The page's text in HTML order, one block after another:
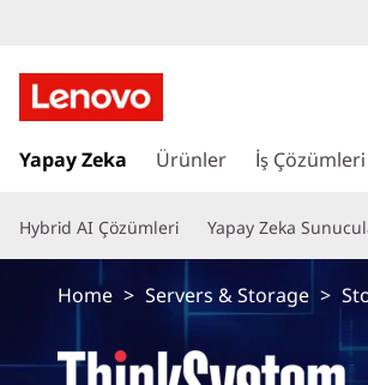
h
n
k
n
ç
e
e
Yapay Zeka Ürünler İş Çözümleri
Hybrid AI Çözümleri Yapay Zeka
Home > Servers & Storage >